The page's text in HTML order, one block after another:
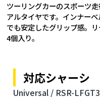
ツーリングカーのスポーツ
アルタイヤです。インナー
でも安定したグリップ感。
4個入り。
対応シャーシ
Universal / RSR-